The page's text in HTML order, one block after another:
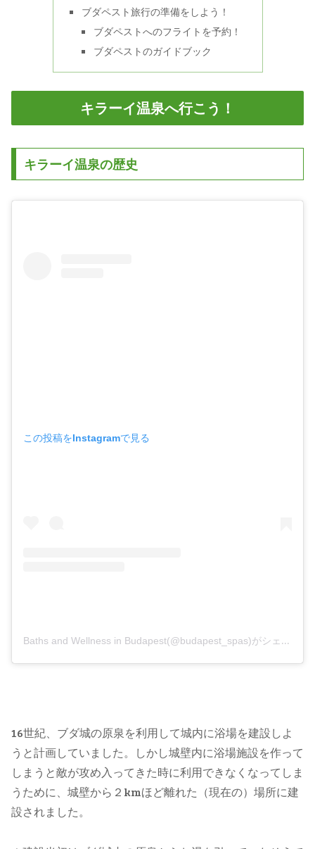
ブダペスト旅行の準備をしよう！
ブダペストへのフライトを予約！
ブダペストのガイドブック
キラーイ温泉へ行こう！
キラーイ温泉の歴史
この投稿をInstagramで見る
Baths and Wellness in Budapest(@budapest_spas)がシェアした投稿
16世紀、ブダ城の原泉を利用して城内に浴場を建設しよ
うと計画していました。しかし城壁内に浴場施設を作って
しまうと敵が攻め入ってきた時に利用できなくなってしま
うために、城壁から２kmほど離れた（現在の）場所に建
設されました。